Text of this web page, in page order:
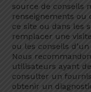
source de conseils
renseignements ou
ce site ou dans les
remplacer une
ou les conseils
Nous
utilisateurs ayant
consulter un
obtenir un